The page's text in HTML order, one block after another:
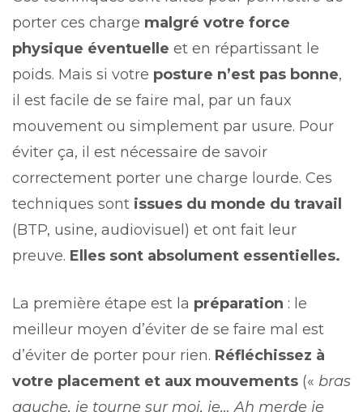
porter ces charge malgré votre force
physique éventuelle et en répartissant le
poids. Mais si votre posture n’est pas bonne,
il est facile de se faire mal, par un faux
mouvement ou simplement par usure. Pour
éviter ça, il est nécessaire de savoir
correctement porter une charge lourde. Ces
techniques sont issues du monde du travail
(BTP, usine, audiovisuel) et ont fait leur
preuve. Elles sont absolument essentielles.
La première étape est la préparation : le
meilleur moyen d’éviter de se faire mal est
d’éviter de porter pour rien. Réfléchissez à
votre placement et aux mouvements (« bras
gauche, je tourne sur moi, je… Ah merde je